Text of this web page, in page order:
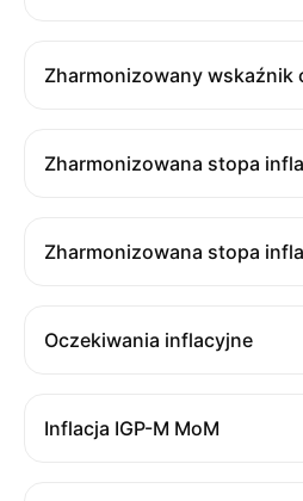
Zharmonizowana stopa
Zharmonizowana stopa
Oczekiwania inflacyjne
Inflacja IGP-M MoM